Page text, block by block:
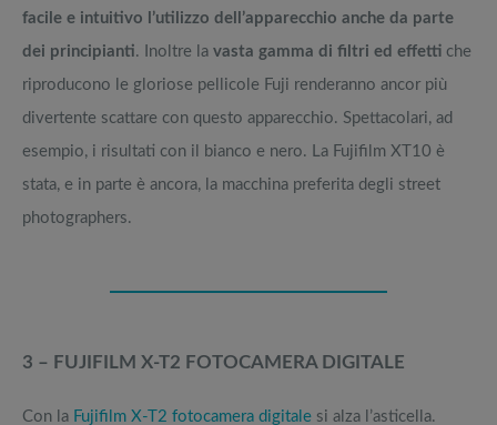
facile e intuitivo l’utilizzo dell’apparecchio anche da parte
dei principianti. Inoltre la vasta gamma di filtri ed effetti che
riproducono le gloriose pellicole Fuji renderanno ancor più
divertente scattare con questo apparecchio. Spettacolari, ad
esempio, i risultati con il bianco e nero. La Fujifilm XT10 è
stata, e in parte è ancora, la macchina preferita degli street
photographers.
3 – FUJIFILM X-T2 FOTOCAMERA DIGITALE
Con la Fujifilm X-T2 fotocamera digitale si alza l’asticella.